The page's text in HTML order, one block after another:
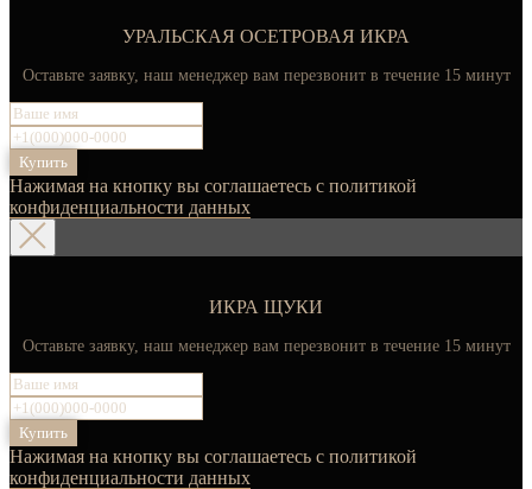
УРАЛЬСКАЯ ОСЕТРОВАЯ ИКРА
Оставьте заявку, наш менеджер вам перезвонит в течение 15 минут
Купить
Нажимая на кнопку вы соглашаетесь с политикой
конфиденциальности данных
ИКРА ЩУКИ
Оставьте заявку, наш менеджер вам перезвонит в течение 15 минут
Купить
Нажимая на кнопку вы соглашаетесь с политикой
конфиденциальности данных